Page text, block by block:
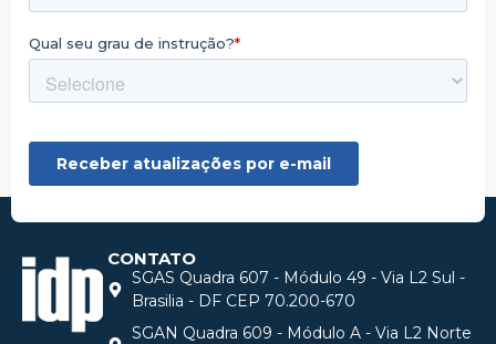
CONTATO
SGAS Quadra 607 - Módulo 49 - Via L2 Sul -
Brasilia - DF CEP 70.200-670
SGAN Quadra 609 - Módulo A - Via L2 Norte